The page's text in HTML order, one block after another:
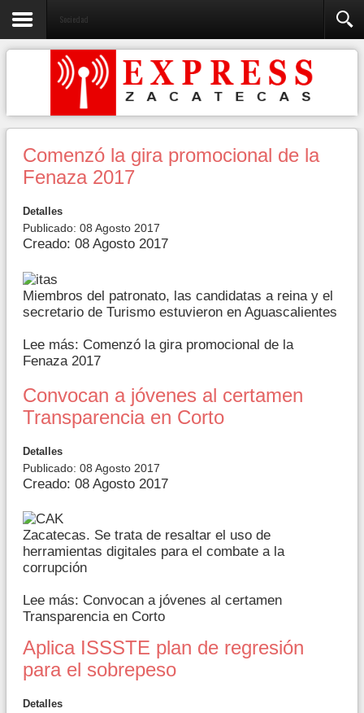
Sociedad
Comenzó la gira promocional de la
Fenaza 2017
Detalles
Publicado: 08 Agosto 2017
Creado: 08 Agosto 2017
Miembros del patronato, las candidatas a reina y el
secretario de Turismo estuvieron en Aguascalientes
Lee más: Comenzó la gira promocional de la
Fenaza 2017
Convocan a jóvenes al certamen
Transparencia en Corto
Detalles
Publicado: 08 Agosto 2017
Creado: 08 Agosto 2017
Zacatecas. Se trata de resaltar el uso de
herramientas digitales para el combate a la
corrupción
Lee más: Convocan a jóvenes al certamen
Transparencia en Corto
Aplica ISSSTE plan de regresión
para el sobrepeso
Detalles